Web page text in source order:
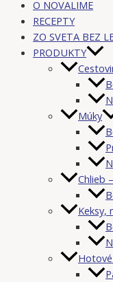
O NOVALIME
RECEPTY
ZO SVETA BEZ
PRODUKTY
Múky
Chlieb
Keksy,